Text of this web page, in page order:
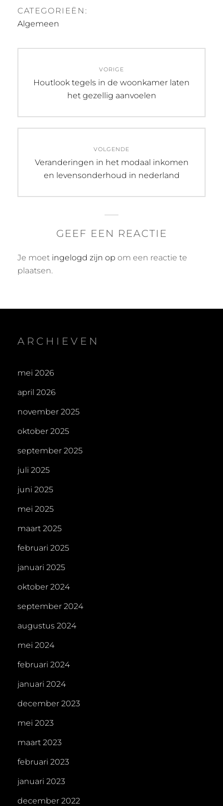
CATEGORIEËN:
Algemeen
navigatie
VORIGE
Vorig
Houtlook tegels in de woonkamer laten
het gezellig aanvoelen
VOLGENDE
Volgend
bericht:
Veranderingen in het modaal inkomen
en levensonderhoud in nederland
GEEF EEN REACTIE
Je moet ingelogd zijn op om een reactie te
plaatsen.
ARCHIEVEN
mei 2026
april 2026
november 2025
oktober 2025
september 2025
juli 2025
juni 2025
mei 2025
maart 2025
februari 2025
januari 2025
oktober 2024
september 2024
augustus 2024
mei 2024
februari 2024
januari 2024
december 2023
mei 2023
maart 2023
februari 2023
januari 2023
december 2022